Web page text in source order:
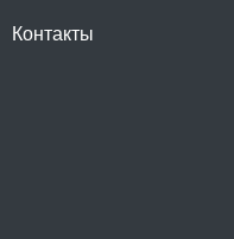
Контакты